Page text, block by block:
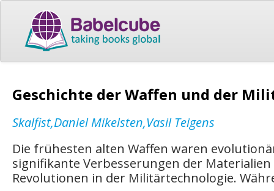
Geschichte der Waffen und der
Skalfist,Daniel Mikelsten,Vasil Teigens
Die frühesten alten Waffen waren
signifikante Verbesserungen der
Revolutionen in der Militärtechnologie.